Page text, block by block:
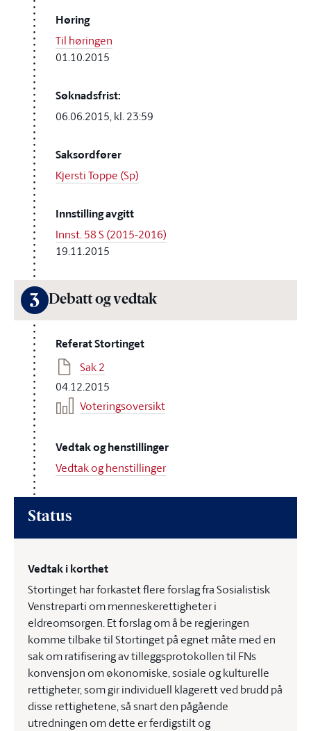
Høring
Til høringen
01.10.2015
Søknadsfrist:
06.06.2015, kl. 23:59
Saksordfører
Kjersti Toppe (Sp)
Innstilling avgitt
Innst. 58 S (2015-2016)
19.11.2015
3 Debatt og vedtak
Referat Stortinget
Sak 2
04.12.2015
Voteringsoversikt
Vedtak og henstillinger
Vedtak og henstillinger
Status
Vedtak i korthet
Stortinget har forkastet flere forslag fra Sosialistisk
Venstreparti om menneskerettigheter i
eldreomsorgen. Et forslag om å be regjeringen
komme tilbake til Stortinget på egnet måte med en
sak om ratifisering av tilleggsprotokollen til FNs
konvensjon om økonomiske, sosiale og kulturelle
rettigheter, som gir individuell klagerett ved brudd på
disse rettighetene, så snart den pågående
utredningen om dette er ferdigstilt og